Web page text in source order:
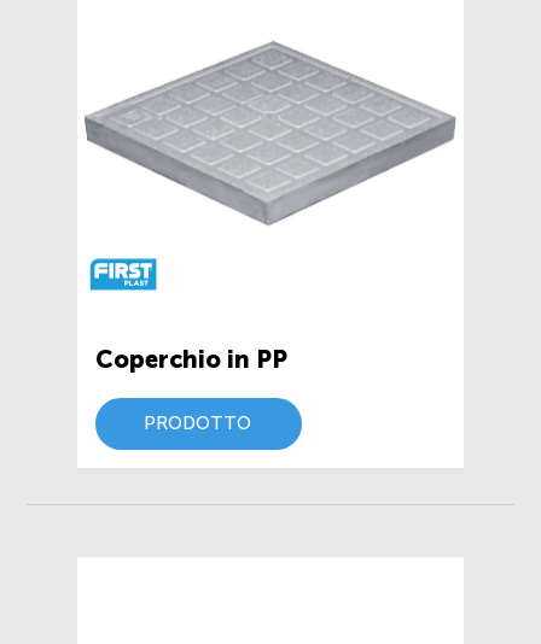
Coperchio in PP
PRODOTTO